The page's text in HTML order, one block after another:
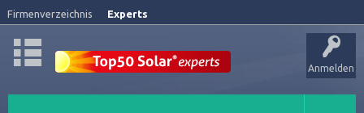
Firmenverzeichnis Experts
Anmelden